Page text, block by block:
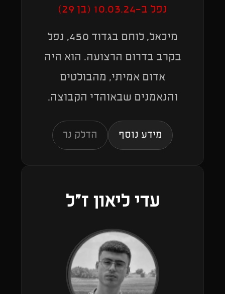
נפל ב-10.03.24 (בן 29)
מיכאל, לוחם בגדוד 450, נפל
בקרב בדרום הרצועה. הוא היה
אדום אמיתי, מהבולטים
והנאמנים שבאוהדי הקבוצה.
מידע נוסף הדלק נר
עדי ליאון ז"ל